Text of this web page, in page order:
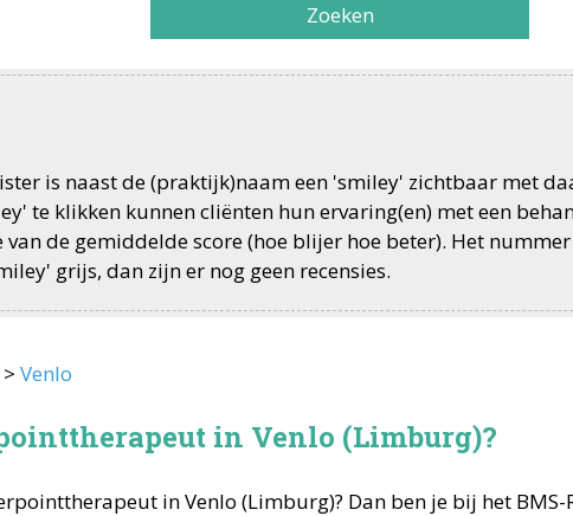
Zoeken
is naast de (praktijk)naam een 'smiley' zichtbaar met
te klikken kunnen cliënten hun ervaring(en) met een
de gemiddelde score (hoe blijer hoe beter). Het
grijs, dan zijn er nog geen recensies.
Venlo
in Venlo (Limburg)?
inVenlo (Limburg)? Dan ben je bij het